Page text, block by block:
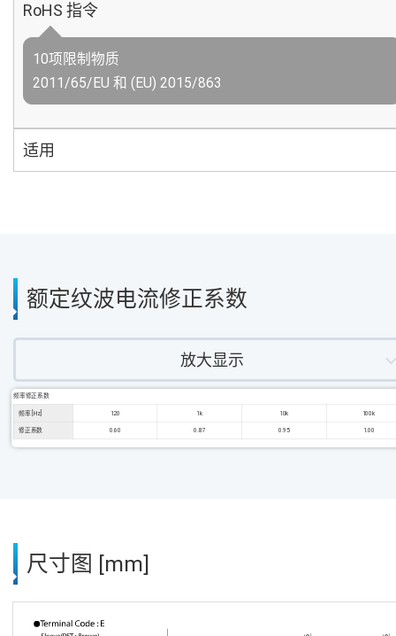
RoHS 指令
10项限制物质
2011/65/EU 和 (EU) 2015/863
适用
额定纹波电流修正系数
放大显示
频率修正系数
频率 [Hz] 120 1k 10k 100k
修正系数 0.60 0.87 0.95 1.00
尺寸图 [mm]